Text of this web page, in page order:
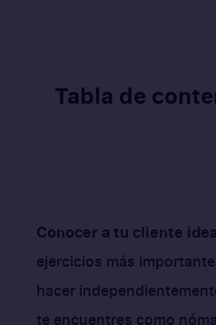
Tabla de
Conocer a tu cliente
ejercicios más
hacer
te encuentres como